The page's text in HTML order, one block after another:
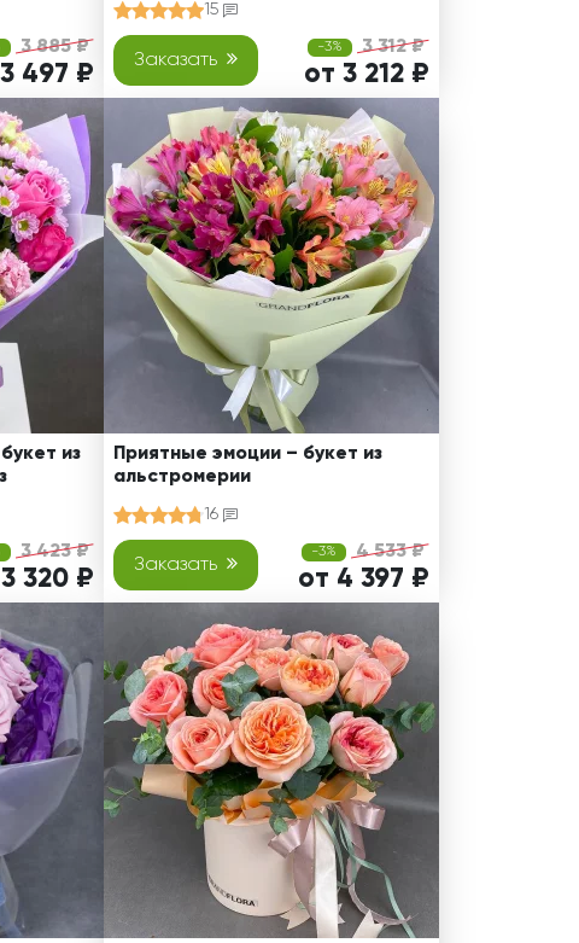
3 885 ₽
497 ₽
15
Заказать
-3% 3 312 ₽
от 3 212 ₽
из
3 423 ₽
320 ₽
Приятные эмоции – букет из
альстромерии
16
Заказать
-3% 4 533 ₽
от 4 397 ₽